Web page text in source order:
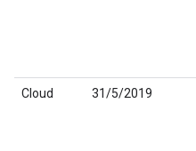
Cloud 31/5/2019